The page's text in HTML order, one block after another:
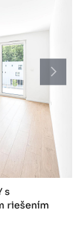
s
riešením